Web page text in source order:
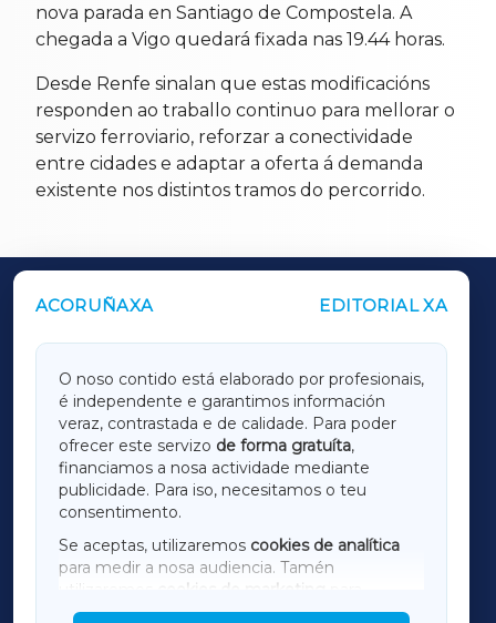
nova parada en Santiago de Compostela. A
chegada a Vigo quedará fixada nas 19.44 horas.
Desde Renfe sinalan que estas modificacións
responden ao traballo continuo para mellorar o
servizo ferroviario, reforzar a conectividade
entre cidades e adaptar a oferta á demanda
existente nos distintos tramos do percorrido.
ACORUÑAXA EDITORIAL XA
O noso contido está elaborado por profesionais,
é independente e garantimos información
veraz, contrastada e de calidade. Para poder
ofrecer este servizo de forma gratuíta,
financiamos a nosa actividade mediante
publicidade. Para iso, necesitamos o teu
consentimento.
Se aceptas, utilizaremos cookies de analítica
para medir a nosa audiencia. Tamén
utilizaremos
cookies de marketing
mostrar publicidade de terceiros.
OUTROS PERIÓDICOS
LUGOXA
TERRACHAXA
AMARIÑAXA